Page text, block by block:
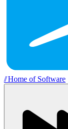
//Home of Software